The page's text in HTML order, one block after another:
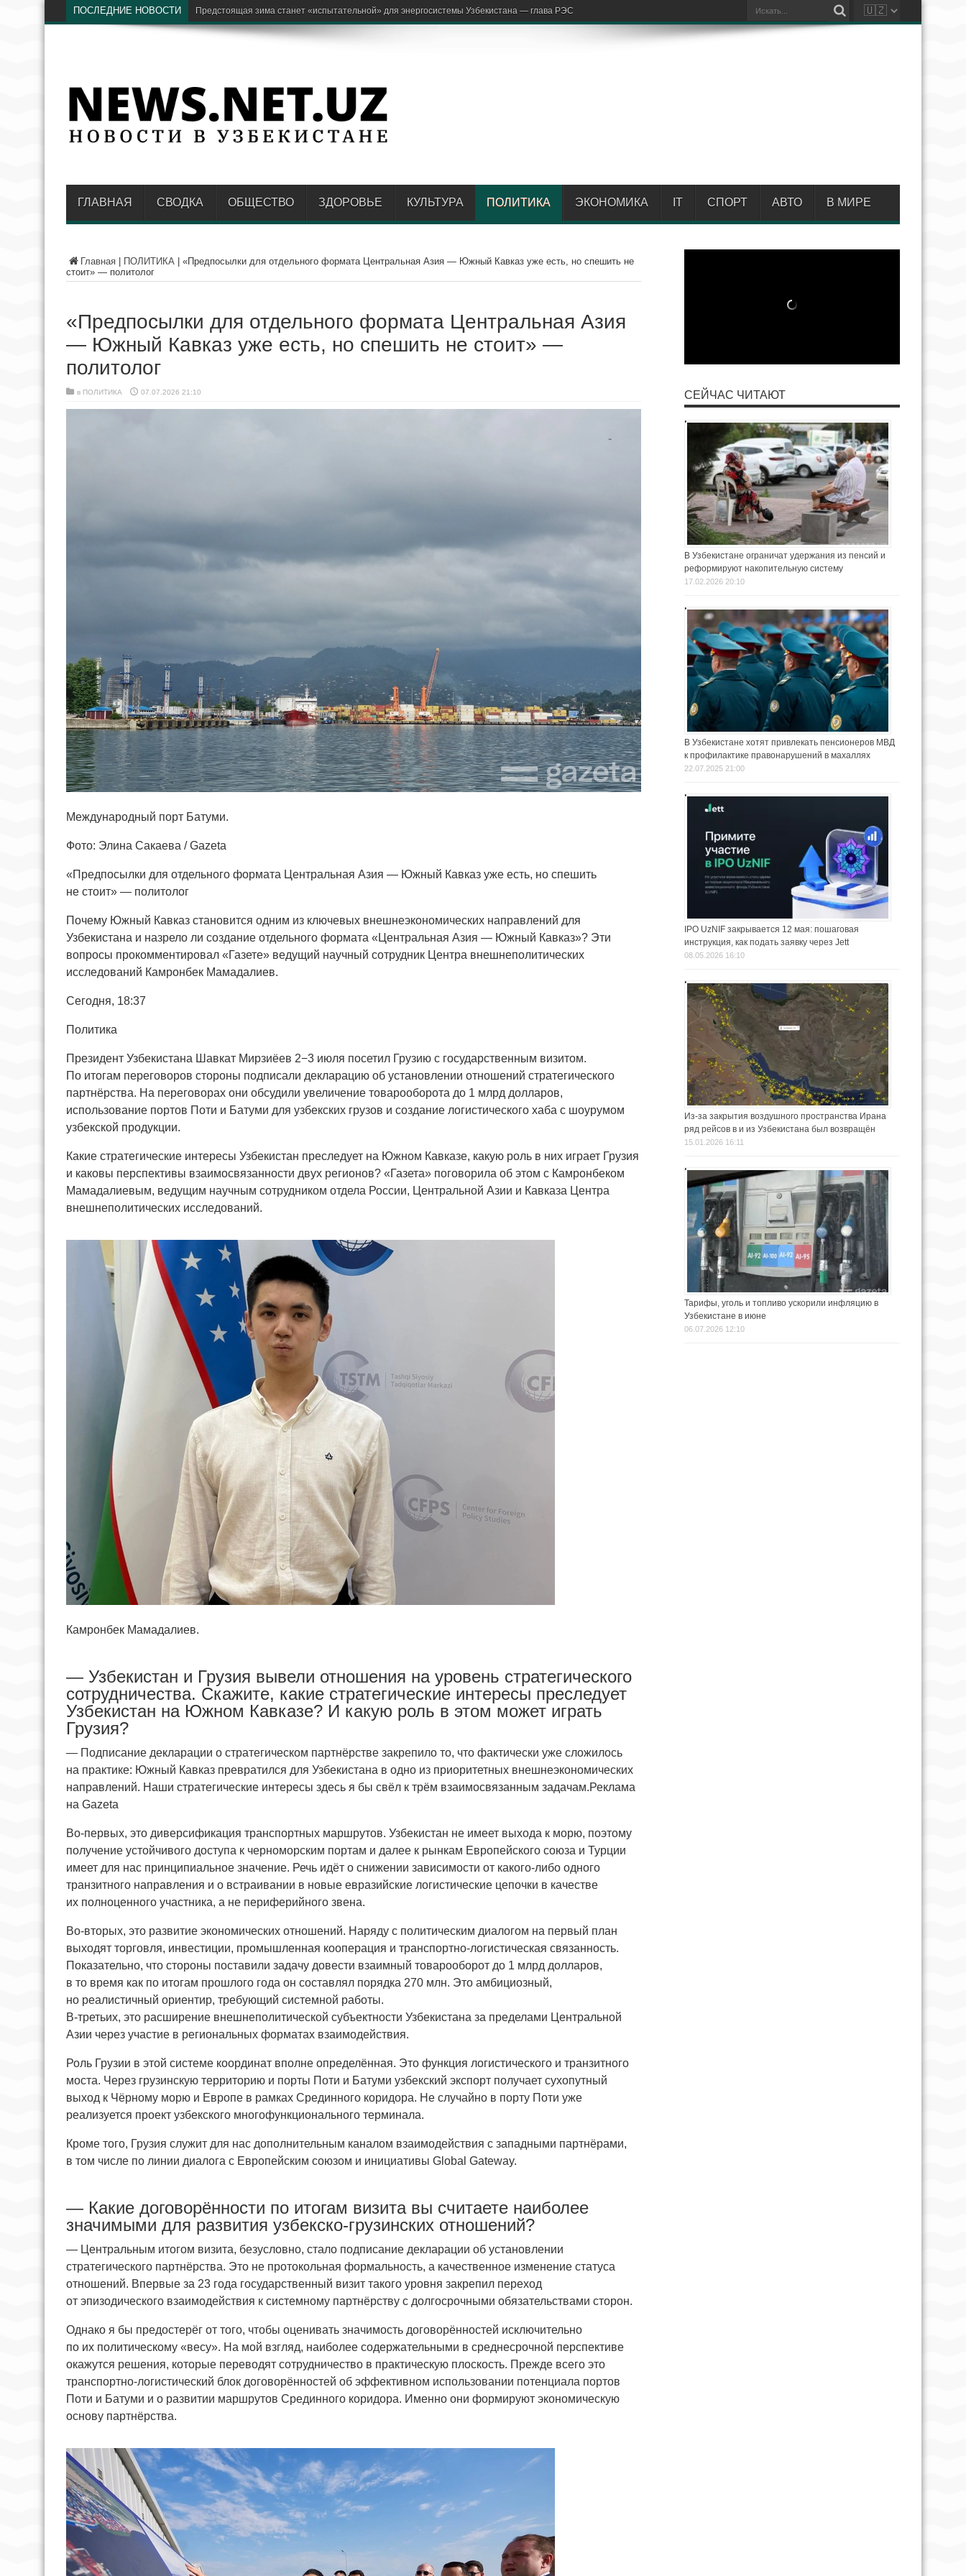
ПОСЛЕДНИЕ НОВОСТИ Бывший хоким Намангана Анваржон Ота
ГЛАВНАЯ СВОДКА ОБЩЕСТВО ЗДОРОВЬЕ КУЛЬТУРА ПОЛИТИКА ЭКОНОМИКА IT СПОРТ АВТО В МИРЕ
Главная ПОЛИТИКА
«Предпосылки для отдельного формата Центральная Азия — Южный Кавказ уже есть, но спешить не
стоит» — политолог
«Предпосылки для отдельного формата Центральная Азия
— Южный Кавказ уже есть, но спешить не стоит» —
политолог
в ПОЛИТИКА 07.07.2026 21:10
Международный порт Батуми.
Фото: Элина Сакаева / Gazeta
«Предпосылки для отдельного формата Центральная Азия — Южный Кавказ уже есть, но спешить
не стоит» — политолог
Почему Южный Кавказ становится одним из ключевых внешнеэкономических направлений для
Узбекистана и назрело ли создание отдельного формата «Центральная Азия — Южный Кавказ»? Эти
вопросы прокомментировал «Газете» ведущий научный сотрудник Центра внешнеполитических
исследований Камронбек Мамадалиев.
Сегодня, 18:37
Политика
Президент Узбекистана Шавкат Мирзиёев 2−3 июля посетил Грузию с государственным визитом.
По итогам переговоров стороны подписали декларацию об установлении отношений стратегического
партнёрства. На переговорах они обсудили увеличение товарооборота до 1 млрд долларов,
использование портов Поти и Батуми для узбекских грузов и создание логистического хаба с шоурумом
узбекской продукции.
Какие стратегические интересы Узбекистан преследует на Южном Кавказе, какую роль в них играет Грузия
и каковы перспективы взаимосвязанности двух регионов? «Газета» поговорила об этом с Камронбеком
Мамадалиевым, ведущим научным сотрудником отдела России, Центральной Азии и Кавказа Центра
внешнеполитических исследований.
Камронбек Мамадалиев.
— Узбекистан и Грузия вывели отношения на уровень стратегического
сотрудничества. Скажите, какие стратегические интересы преследует
Узбекистан на Южном Кавказе? И какую роль в этом может играть
Грузия?
— Подписание декларации о стратегическом партнёрстве закрепило то, что фактически уже сложилось
на практике: Южный Кавказ превратился для Узбекистана в одно из приоритетных внешнеэкономических
направлений. Наши стратегические интересы здесь я бы свёл к трём взаимосвязанным задачам.Реклама
на Gazeta
Во-первых, это диверсификация транспортных маршрутов. Узбекистан не имеет выхода к морю, поэтому
получение устойчивого доступа к черноморским портам и далее к рынкам Европейского союза и Турции
имеет для нас принципиальное значение. Речь идёт о снижении зависимости от какого-либо одного
транзитного направления и о встраивании в новые евразийские логистические цепочки в качестве
их полноценного участника, а не периферийного звена.
Во-вторых, это развитие экономических отношений. Наряду с политическим диалогом на первый план
выходят торговля, инвестиции, промышленная кооперация и транспортно-логистическая связанность.
Показательно, что стороны поставили задачу довести взаимный товарооборот до 1 млрд долларов,
в то время как по итогам прошлого года он составлял порядка 270 млн. Это амбициозный,
но реалистичный ориентир, требующий системной работы.
В-третьих, это расширение внешнеполитической субъектности Узбекистана за пределами Центральной
Азии через участие в региональных форматах взаимодействия.
Роль Грузии в этой системе координат вполне определённая. Это функция логистического и транзитного
моста. Через грузинскую территорию и порты Поти и Батуми узбекский экспорт получает сухопутный
выход к Чёрному морю и Европе в рамках Срединного коридора. Не случайно в порту Поти уже
реализуется проект узбекского многофункционального терминала.
Кроме того, Грузия служит для нас дополнительным каналом взаимодействия с западными партнёрами,
в том числе по линии диалога с Европейским союзом и инициативы Global Gateway.
— Какие договорённости по итогам визита вы считаете наиболее
значимыми для развития узбекско-грузинских отношений?
— Центральным итогом визита, безусловно, стало подписание декларации об установлении
стратегического партнёрства. Это не протокольная формальность, а качественное изменение статуса
отношений. Впервые за 23 года государственный визит такого уровня закрепил переход
от эпизодического взаимодействия к системному партнёрству с долгосрочными обязательствами сторон.
Однако я бы предостерёг от того, чтобы оценивать значимость договорённостей исключительно
по их политическому «весу». На мой взгляд, наиболее содержательными в среднесрочной перспективе
окажутся решения, которые переводят сотрудничество в практическую плоскость. Прежде всего это
транспортно-логистический блок договорённостей об эффективном использовании потенциала портов
Поти и Батуми и о развитии маршрутов Срединного коридора. Именно они формируют экономическую
основу партнёрства.
СЕЙЧАС ЧИТАЮТ
В Узбекистане ограничат удержания из пенсий и
реформируют накопительную систему
17.02.2026 20:10
В Узбекистане хотят привлекать пенсионеров МВД
к профилактике правонарушений в махаллях
22.07.2025 21:00
IPO UzNIF закрывается 12 мая: пошаговая
инструкция, как подать заявку через Jett
08.05.2026 16:10
Из-за закрытия воздушного пространства Ирана
ряд рейсов в и из Узбекистана был возвращён
15.01.2026 16:11
Тарифы, уголь и топливо ускорили инфляцию в
Узбекистане в июне
06.07.2026 12:10